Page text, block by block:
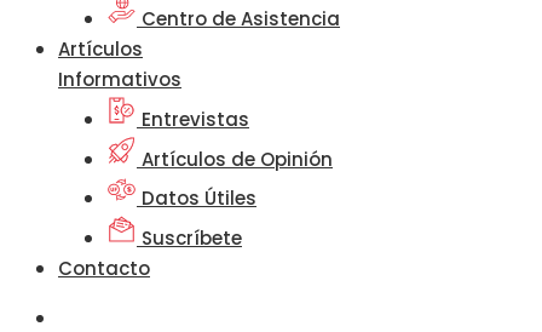
Centro de Asistencia
Artículos
Informativos
Entrevistas
Artículos de Opinión
Datos Útiles
Suscríbete
Contacto